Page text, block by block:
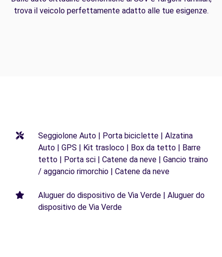
trova il veicolo perfettamente adatto alle tue esigenze.
Seggiolone Auto | Porta biciclette | Alzatina
Auto | GPS | Kit trasloco | Box da tetto | Barre
tetto | Porta sci | Catene da neve | Gancio traino
/ aggancio rimorchio | Catene da neve
Aluguer do dispositivo de Via Verde | Aluguer do
dispositivo de Via Verde